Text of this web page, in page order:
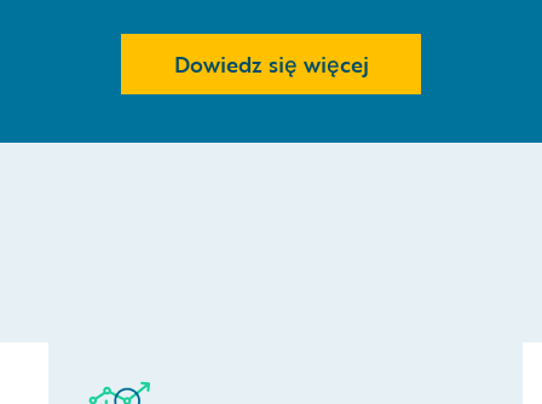
Dowiedz się więcej